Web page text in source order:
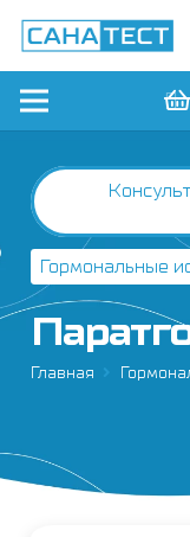
Гормональные
Главная